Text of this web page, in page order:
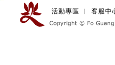
活動專區 ︱ 客服中